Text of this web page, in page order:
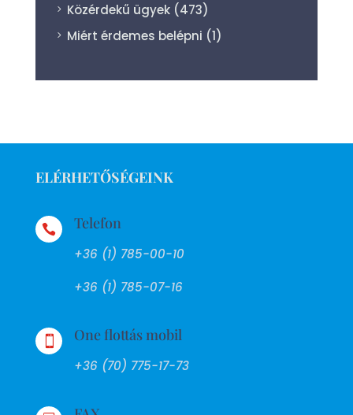
Közérdekű ügyek (473)
Miért érdemes belépni (1)
ELÉRHETŐSÉGEINK
 Telefon
+36 (1) 785-00-10
+36 (1) 785-07-16
 One flottás mobil
+36 (70) 775-17-73